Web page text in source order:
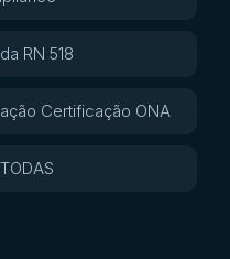
RN 518
Certificação ONA